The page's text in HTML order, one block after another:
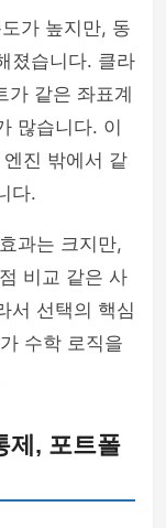
가 높지만, 동
졌습니다. 클라
가 같은 좌표계
많습니다. 이
진 밖에서 같
다.
과는 크지만,
비교 같은 사
서 선택의 핵심
수학 로직을
제, 포트폴